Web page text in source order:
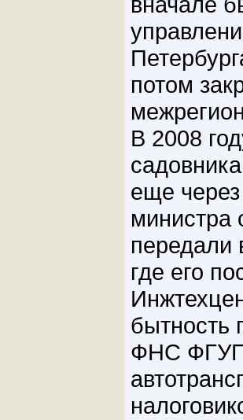
потом
В 2008
еще
министра
передали
где его
бытность
ФНС ФГУП